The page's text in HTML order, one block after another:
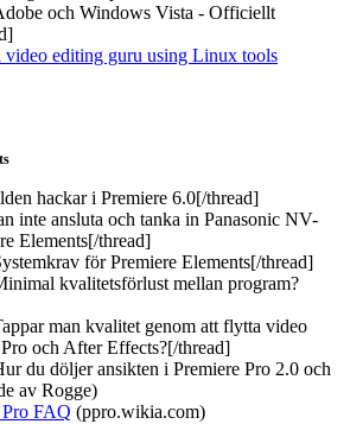
och Windows Vista - Officiellt
video editing guru using Linux tools
hackar i Premiere 6.0[/thread]
inte ansluta och tanka in Panasonic NV-
Elements[/thread]
för Premiere Elements[/thread]
kvalitetsförlust mellan program?
man kvalitet genom att flytta video
och After Effects?[/thread]
du döljer ansikten i Premiere Pro 2.0 och
av Rogge)
FAQ (ppro.wikia.com)